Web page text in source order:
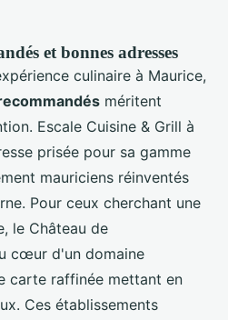
et bonnes adresses
culinaire à Maurice,
méritent
Escale Cuisine & Grill à
prisée pour sa gamme
mauriciens réinventés
Pour ceux cherchant une
le Château de
cœur d'un domaine
carte raffinée mettant en
Ces établissements